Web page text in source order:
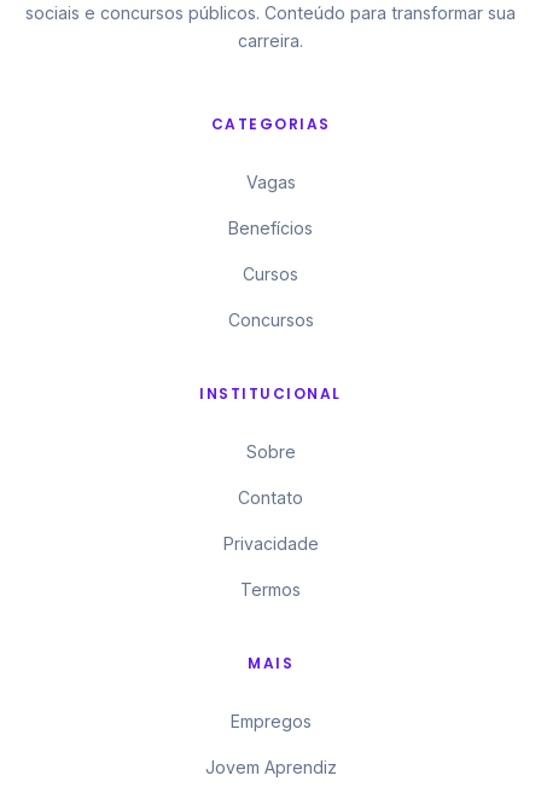
sociais e concursos públicos. Conteúdo para transformar sua
carreira.
CATEGORIAS
Vagas
Benefícios
Cursos
Concursos
INSTITUCIONAL
Sobre
Contato
Privacidade
Termos
MAIS
Empregos
Jovem Aprendiz